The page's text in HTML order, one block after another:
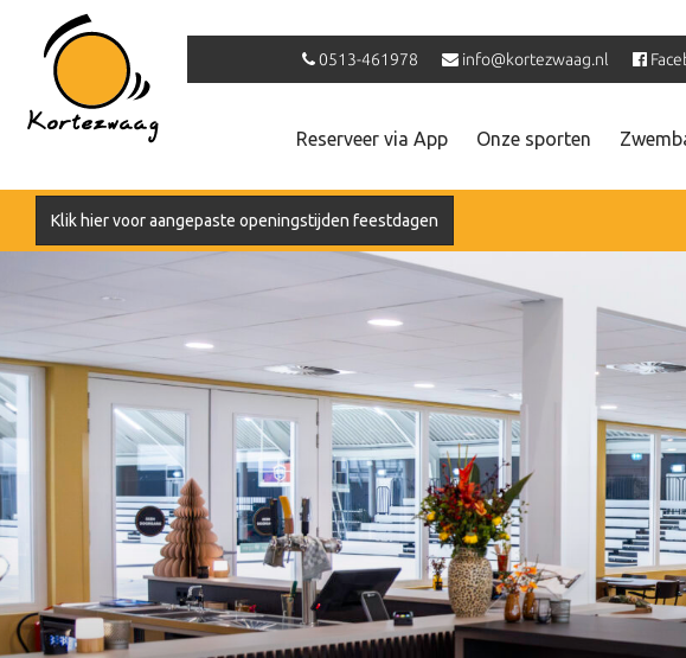
0513-461978 info@kortezwaag.nl
Reserveer via App Onze sporten
Klik hier voor aangepaste openingstijden feestdagen